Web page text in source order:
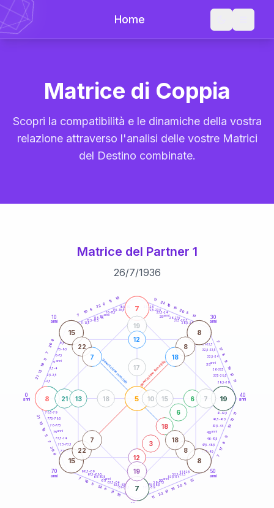
Home
Matrice di Coppia
Scopri la compatibilità e le dinamiche della vostra
relazione attraverso l'analisi delle vostre Matrici
del Destino combinate.
Matrice del Partner 1
26/7/1936
generazione maschile generazione femminile
0
anni
10
anni
30
anni
40
anni
50
anni
60
70
anni
1-2,5
2,5-3,5
3,5-4
6-7,5
7,5-8,5
8,5-9
11-12,5
12,5-13,5
13,5-14
16-17,5
17,5-18,5
18,5-19
21-22,5
22,5-23,5
23,5-24
26-27,5
27,5-28,5
28,5-29
31-32,5
32,5-33,5
33,5-34
36-37,5
37,5-38,5
38,5-39
41-42,5
42,5-43,5
43,5-44
46-47,5
47,5-48,5
48,5-49
51-52,5
52,5-53,5
53,5-54
56-57,5
57,5-58,5
58,5-59
61-62,5
62,5-63,5
63,5-64
66-67,5
67,5-68,5
68,5-69
71-72,5
72,5-73,5
73,5-74
76-77,5
77,5-78,5
78,5-79
21
13
18
5
7
20
8
7
10
5
22 6
11
18 11
22 10
15
20 5
13
7
17
8
9
19
10
11
11
10
19
9
8
17
7
13
5
20
15
10
22
11
18
11
6
22
5
10
7
8
20
7
5
18
13
21
8
7
19
7
5
15 8
15 8
12
3
18
6
6
21
19
7
19
13
12
10 15
18
17
22
7
8
18
22
7
8
18
5anni
15 anni 25anni
35anni
45anni
55anni
65anni
75anni